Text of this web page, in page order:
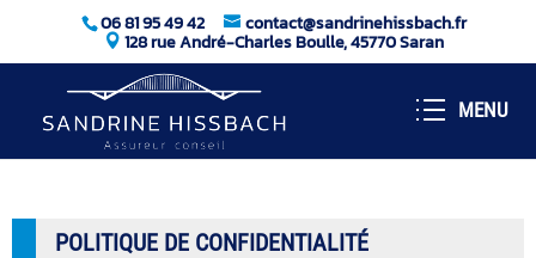
06 81 95 49 42 contact@sandrinehissbach.fr
128 rue André-Charles Boulle, 45770 Saran
POLITIQUE DE CONFIDENTIALITÉ